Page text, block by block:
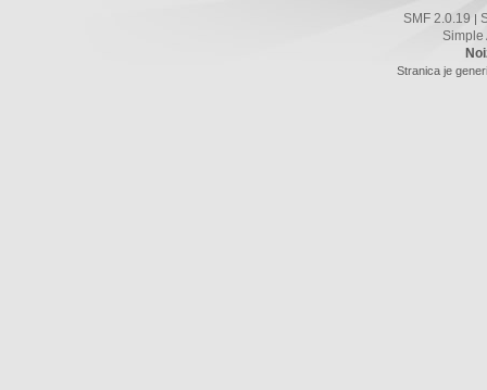
SMF 2.0.19 |
Simple
Stranica je